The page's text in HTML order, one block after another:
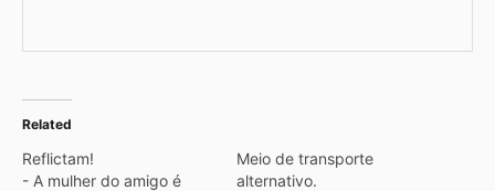
Related
Reflictam!
- A mulher do amigo é
Meio de transporte
alternativo.